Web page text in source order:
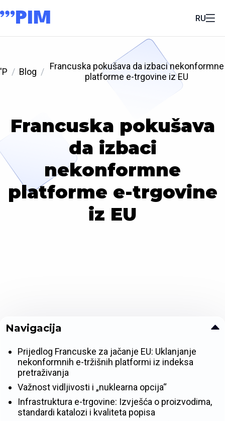
RU
'P Blog
Francuska pokušava da izbaci nekonformne
platforme e-trgovine iz EU
Francuska pokušava
da izbaci
nekonformne
platforme e-trgovine
iz EU
Navigacija
Prijedlog Francuske za jačanje EU: Uklanjanje
nekonformnih e-tržišnih platformi iz indeksa
pretraživanja
Važnost vidljivosti i „nuklearna opcija“
Infrastruktura e-trgovine: Izvješća o proizvodima,
standardi katalozi i kvaliteta popisa